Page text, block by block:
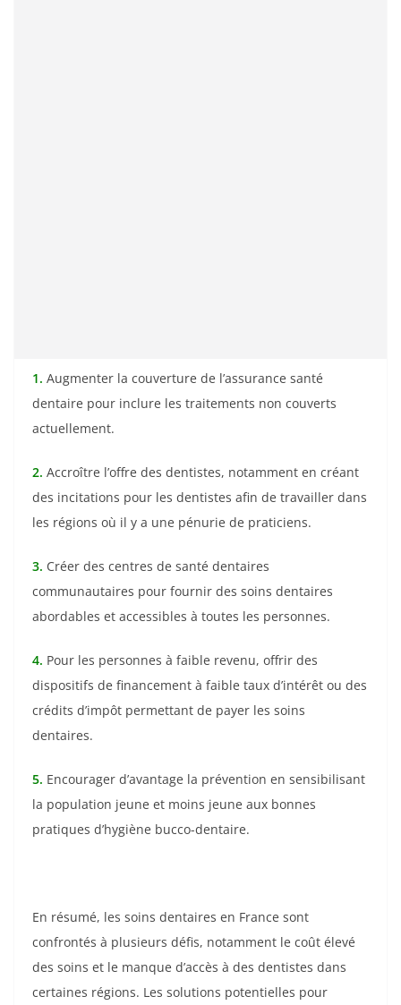
1. Augmenter la couverture de l’assurance santé
dentaire pour inclure les traitements non couverts
actuellement.
2. Accroître l’offre des dentistes, notamment en créant
des incitations pour les dentistes afin de travailler dans
les régions où il y a une pénurie de praticiens.
3. Créer des centres de santé dentaires
communautaires pour fournir des soins dentaires
abordables et accessibles à toutes les personnes.
4. Pour les personnes à faible revenu, offrir des
dispositifs de financement à faible taux d’intérêt ou des
crédits d’impôt permettant de payer les soins
dentaires.
5. Encourager d’avantage la prévention en sensibilisant
la population jeune et moins jeune aux bonnes
pratiques d’hygiène bucco-dentaire.
En résumé, les soins dentaires en France sont
confrontés à plusieurs défis, notamment le coût élevé
des soins et le manque d’accès à des dentistes dans
certaines régions. Les solutions potentielles pour